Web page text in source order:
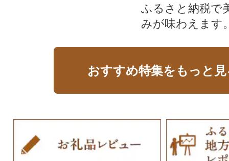
ふるさと納税で
みが味わえます
おすすめ特集をもっと